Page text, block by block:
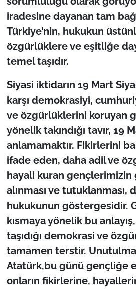
iradesine dayanan tam
Türkiye’nin, hukukun
özgürlüklere ve eşitliğe
temel taşıdır.
Siyasi iktidarın 19 Mart
karşı demokrasiyi,
ve özgürlüklerini koruyan
yönelik takındığı tavır, 19
anlamamaktır. Fikirlerini
ifade eden, daha adil ve
hayali kuran gençlerimizin
alınması ve tutuklanması,
hukukunun göstergesidir.
kısmaya yönelik bu anlayış,
taşıdığı demokrasi ve
tamamen terstir.
Atatürk,bu günü gençliğe
onların fikirlerine,